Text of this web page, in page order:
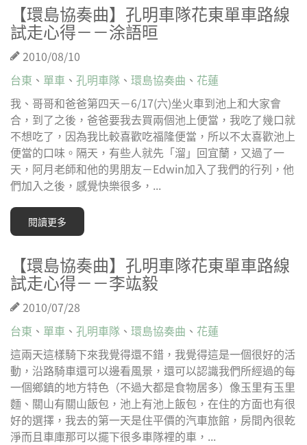
【環島協奏曲】孔明車隊花東單車路線
試走心得－－涂語晅
2010/08/10
台東 、 單車 、 孔明車隊 、 環島協奏曲 、 花蓮
我、哥哥和爸爸第四天－6/17(六)坐火車到池上和大家會
合，到了之後，爸爸要我去買兩個池上便當，我吃了幾口就
不想吃了，因為我比較喜歡吃福隆便當，所以不太喜歡池上
便當的口味。隔天，有些人就先「溜」回宜蘭，又過了一
天，阿月老師和他的男朋友－Edwin加入了我們的行列，他
們加入之後，感覺快樂很多，...
閱讀更多
【環島協奏曲】孔明車隊花東單車路線
試走心得－－李竑毅
2010/07/28
台東 、 單車 、 孔明車隊 、 環島協奏曲 、 花蓮
這兩天這樣騎下來我覺得還不錯，我覺得這是一個很好的活
動，沿路騎車還可以邊看風景，還可以認識我們所經過的每
一個鄉鎮的地方特色（不過大都是食物居多）像玉里有玉里
麵、關山有關山飯包，池上有池上飯包，在住的方面也有很
好的選擇，我去的第一天是住平價的汽車旅館，房間內很乾
淨而且車庫那可以擺下很多車隊裡的車，...